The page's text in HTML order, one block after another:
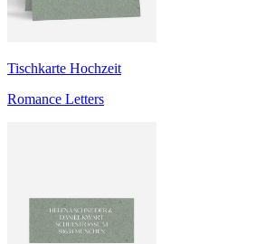
Tischkarte Hochzeit
Romance Letters